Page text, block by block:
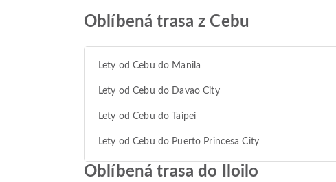
Oblíbená trasa z Cebu
Lety od Cebu do Manila
Lety od Cebu do Davao City
Lety od Cebu do Taipei
Lety od Cebu do Puerto Princesa City
Oblíbená trasa do Iloilo